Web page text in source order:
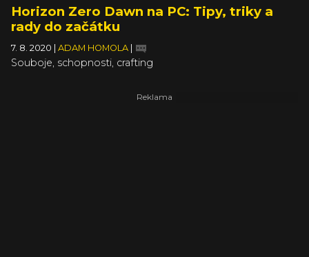
Horizon Zero Dawn na PC: Tipy, triky a
rady do začátku
7. 8. 2020 ADAM HOMOLA
Souboje, schopnosti, crafting